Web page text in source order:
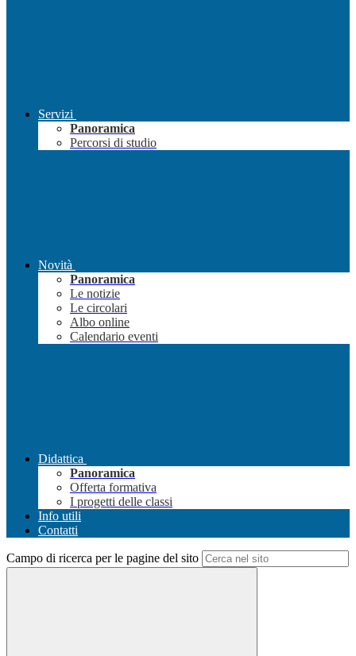
Servizi
Panoramica
Percorsi di studio
Novità
Panoramica
Le notizie
Le circolari
Albo online
Calendario eventi
Didattica
Panoramica
Offerta formativa
I progetti delle classi
Info utili
Contatti
Campo di ricerca per le pagine del sito